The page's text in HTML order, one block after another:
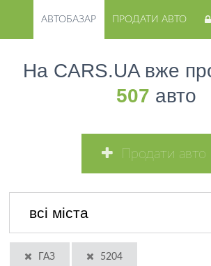
АВТОБАЗАР ПРОДАТИ АВТО
На CARS.UA вже
507 авто
Продати авто
ГАЗ 5204